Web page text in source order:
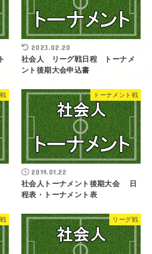
2023.02.20
社会人 リーグ戦日程 トーナメ
ント後期大会申込書
トーナメント戦
2019.01.22
社会人トーナメント後期大会 日
程表・トーナメント表
リーグ戦